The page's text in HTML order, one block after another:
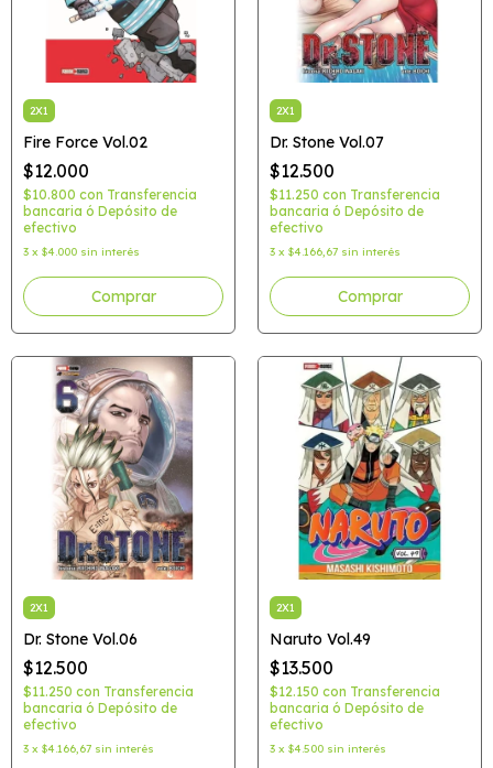
2X1
Fire Force Vol.02
$12.000
$10.800 con Transferencia
bancaria ó Depósito de
efectivo
3 x $4.000 sin interés
2X1
Dr. Stone Vol.07
$12.500
$11.250 con Transferencia
bancaria ó Depósito de
efectivo
3 x $4.166,67 sin interés
2X1
Dr. Stone Vol.06
$12.500
$11.250 con Transferencia
bancaria ó Depósito de
efectivo
3 x $4.166,67 sin interés
2X1
Naruto Vol.49
$13.500
$12.150 con Transferencia
bancaria ó Depósito de
efectivo
3 x $4.500 sin interés